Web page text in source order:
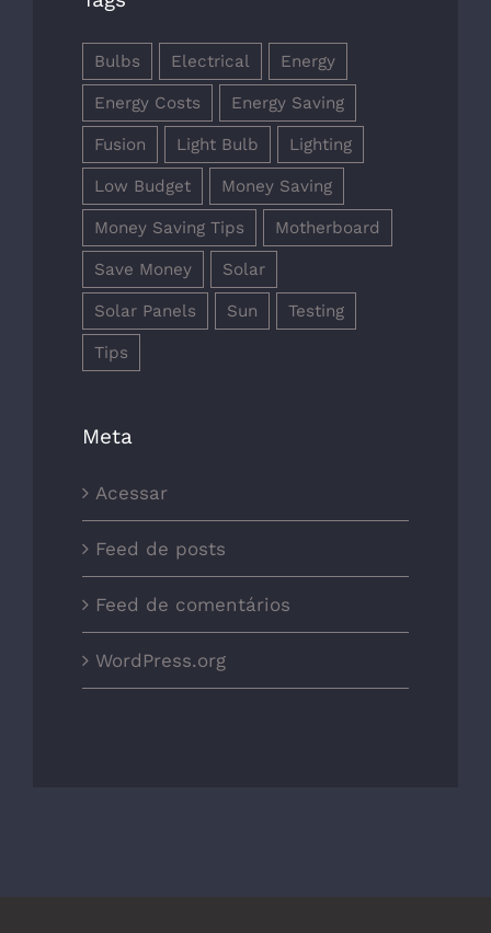
Bulbs Electrical Energy
Energy Costs Energy Saving
Fusion Light Bulb Lighting
Low Budget Money Saving
Money Saving Tips Motherboard
Save Money Solar
Solar Panels Sun Testing
Tips
Meta
Acessar
Feed de posts
Feed de comentários
WordPress.org